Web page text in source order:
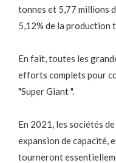
tonnes et 5,77 millions
5,12% de la production
En fait, toutes les
efforts complets pour
"Super Giant ".
En 2021, les sociétés
expansion de capacité,
tourneront